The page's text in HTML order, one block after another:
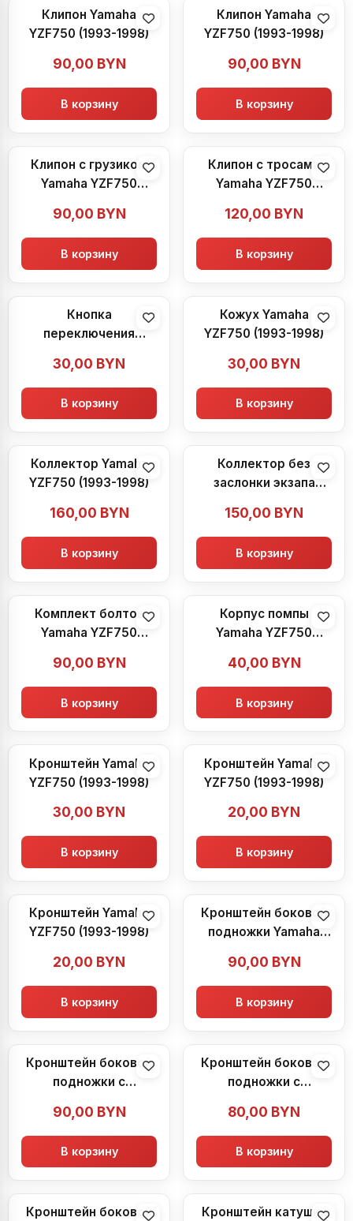
Клипон Yamaha
YZF750 (1993-1998)
90,00 BYN
В корзину
Клипон Yamaha
YZF750 (1993-1998)
90,00 BYN
В корзину
Клипон с грузиком
Yamaha YZF750
90,00 BYN
В корзину
Клипон с тросами
Yamaha YZF750
120,00 BYN
В корзину
Кнопка
переключения
бака Yamaha YZF750
(1993-1998)
30,00 BYN
В корзину
Кожух Yamaha
YZF750 (1993-1998)
30,00 BYN
В корзину
Коллектор Yamaha
YZF750 (1993-1998)
160,00 BYN
В корзину
Коллектор без
заслонки экзапа
(1993-1998)
150,00 BYN
В корзину
Комплект болтов
Yamaha YZF750
90,00 BYN
В корзину
Корпус помпы
Yamaha YZF750
40,00 BYN
В корзину
Кронштейн Yamaha
YZF750 (1993-1998)
30,00 BYN
В корзину
Кронштейн Yamaha
YZF750 (1993-1998)
20,00 BYN
В корзину
Кронштейн Yamaha
YZF750 (1993-1998)
20,00 BYN
В корзину
Кронштейн боковой
подножки Yamaha
90,00 BYN
В корзину
Кронштейн боковой
подножки с
YZF750 (1993-1998)
90,00 BYN
В корзину
Кронштейн боковой
подножки с
YZF750 (1993-1998)
80,00 BYN
В корзину
Кронштейн боковой
Кронштейн катушки